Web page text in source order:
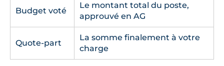
Budget voté
Le montant total du poste,
approuvé en AG
Quote-part
La somme finalement à votre
charge